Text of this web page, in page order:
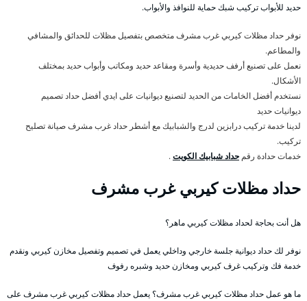
حديد للأبواب تركيب شبك حماية للنوافذ والأبواب.
نوفر حداد مظلات كيربي غرب مشرف متخصص بتفصيل مظلات للحدائق والمشافي
والمطاعم.
نعمل على تصنيع أرفف حديدية وأسرة ومقاعد حديد ومكاتب وأبواب حديد بمختلف
الأشكال.
نستخدم أفضل الخامات من الحديد لتصنيع ديوانيات على ايدي أفضل حداد تصميم
ديوانيات حديد
لدينا خدمة تركيب درابزين لدرج والشبابيك مع أشطر حداد غرب مشرف صيانة تصليح
تركيب.
خدمات حدادة رقم حداد شبابيك الكويت.
حداد مظلات كيربي غرب مشرف
هل أنت بحاجة لحداد مظلات كيربي ماهر؟
نوفر لك حداد ديوانية جلسة خارجي وداخلي يعمل في تصميم وتفصيل مخازن كيربي ونقدم
خدمة فك وتركيب غرف كيربي ومخازن حديد وشبره رفوف
ما هو عمل حداد مظلات كيربي غرب مشرف؟ يعمل حداد مظلات كيربي غرب مشرف على